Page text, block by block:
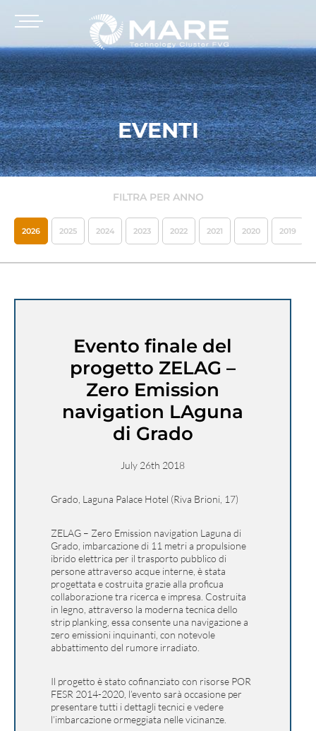
EVENTI
FILTRA PER ANNO
2026 2025 2024 2023 2022 2021 2020 2019
Evento finale del
progetto ZELAG –
Zero Emission
navigation LAguna
di Grado
July 26th 2018
Grado, Laguna Palace Hotel (Riva Brioni, 17)
ZELAG – Zero Emission navigation Laguna di
Grado, imbarcazione di 11 metri a propulsione
ibrido elettrica per il trasporto pubblico di
persone attraverso acque interne, è stata
progettata e costruita grazie alla proficua
collaborazione tra ricerca e impresa. Costruita
in legno, attraverso la moderna tecnica dello
strip planking, essa consente una navigazione a
zero emissioni inquinanti, con notevole
abbattimento del rumore irradiato.
Il progetto è stato cofinanziato con risorse POR
FESR 2014-2020, l’evento sarà occasione per
presentare tutti i dettagli tecnici e vedere
l’imbarcazione ormeggiata nelle vicinanze.